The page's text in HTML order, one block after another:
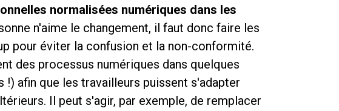
normalisées numériques dans les
n'aime le changement, il faut donc faire les
pour éviter la confusion et la non-conformité.
des processus numériques dans quelques
afin que les travailleurs puissent s'adapter
Il peut s'agir, par exemple, de remplacer